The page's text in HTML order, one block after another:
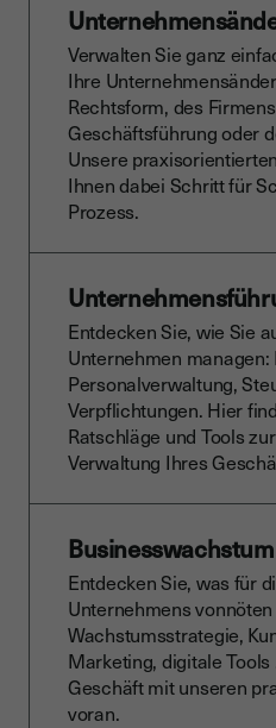
Verwalten Sie ganz
Ihre
Rechtsform, des
Geschäftsführung oder
Unsere
Ihnen dabei Schritt für
Prozess.
Entdecken Sie, wie Sie
Unternehmen
Personalverwaltung,
Verpflichtungen. Hier
Ratschläge und Tools
Verwaltung Ihres
Businesswachstum
Entdecken Sie, was für
Unternehmens
Wachstumsstrategie,
Marketing, digitale
Geschäft mit unseren
voran.